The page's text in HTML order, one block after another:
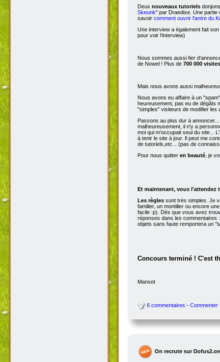
Deux nouveaux tutoriels
Skeunk" par Draedixe. Une partie
savoir comment ouvrir l'antre du
Une interview a également fait
pour voir l'interview)
Nous sommes aussi fier
de Nowel ! Plus de 700 000 visites
Mais nous avons aussi
Nous avons eu affaire à un
heureusement, pas eu de dégâts
"simples" visiteurs de modifier
Passons au plus dur à
malheureusement, il n'y a
moi qui m'occupait seul du site...
à tenir le site à jour. Il peut me
de tutoriels,etc... (pas de
Pour nous quitter en beauté, je
Et maintenant, vous l'attendez
Les règles sont très simples. Je
familier, un montilier ou encore
facile :p). Dès que vous avez
réponses dans les commentaires
objets sans faute remportera un
Concours terminé ! C'est
Mansot
6 commentaires - Commenter
On recrute sur